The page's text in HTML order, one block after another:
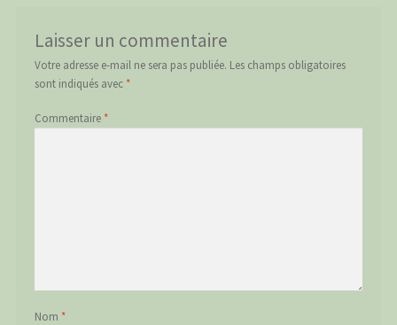
Laisser un commentaire
Votre adresse e-mail ne sera pas publiée. Les champs obligatoires
sont indiqués avec *
Commentaire *
Nom *